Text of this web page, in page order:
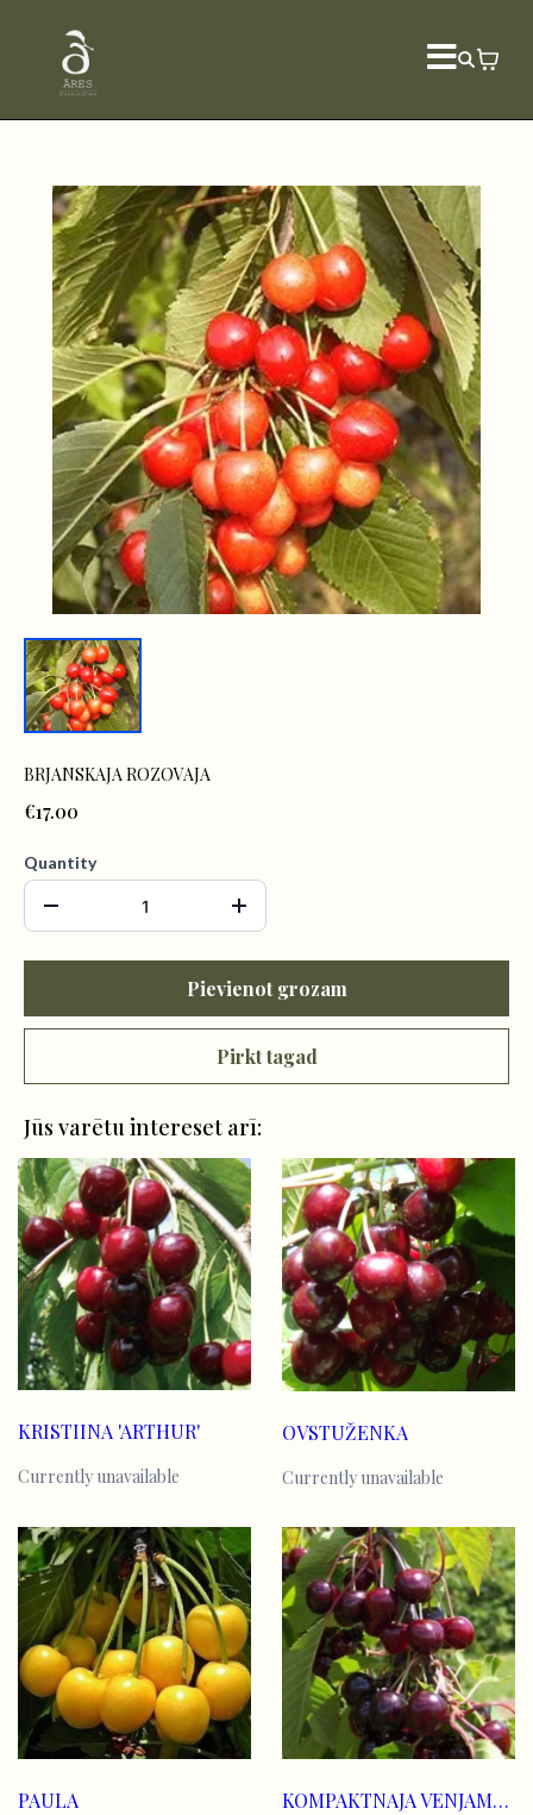
BRJANSKAJA ROZOVAJA
€17.00
Quantity
Pievienot grozam
Pirkt tagad
Jūs varētu intereset arī:
KRISTIINA 'ARTHUR'
Currently unavailable
OVSTUŽENKA
Currently unavailable
PAULA KOMPAKTNAJA VENJAMINOVA